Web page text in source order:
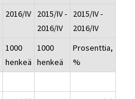
2016/IV
2015/IV -
2016/IV
2015/IV -
2016/IV
1000
henkeä
1000
henkeä
Prosenttia,
%